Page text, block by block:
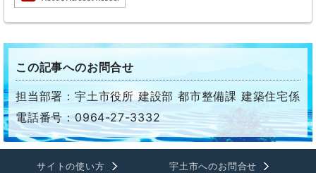
この記事へのお問合せ
担当部署：宇土市役所 建設部 都市整備課 建築住宅係
電話番号：0964-27-3332
サイトの使い方 宇土市へのお問合せ